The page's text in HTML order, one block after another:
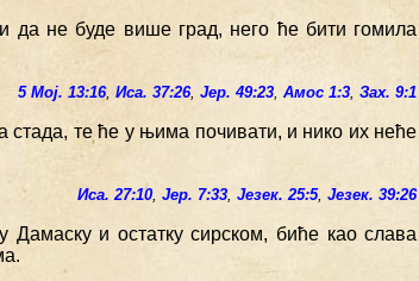
да не буде више град, него ће бити гомила
5 Мој. 13:16,Иса. 37:26,Јер. 49:23,Амос 1:3,Зах. 9:1
те ће у њима почивати, и нико их неће
Иса. 27:10,Јер. 7:33,Језек. 25:5,Језек. 39:26
и остатку сирском, биће као слава